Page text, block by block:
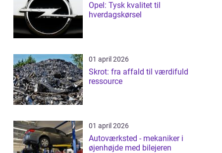
Opel: Tysk kvalitet til
hverdagskørsel
01 april 2026
Skrot: fra affald til værdifuld
ressource
01 april 2026
Autoværksted - mekaniker i
øjenhøjde med bilejeren